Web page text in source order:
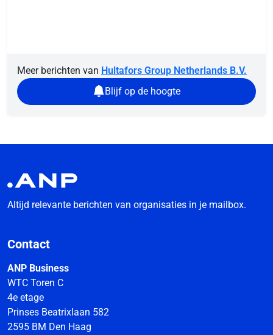
Meer berichten van Hultafors Group Netherlands B.V.
Blijf op de hoogte
Altijd relevante berichten van organisaties in je mailbox.
Contact
ANP Business
WTC Toren C
4e etage
Prinses Beatrixlaan 582
2595 BM Den Haag